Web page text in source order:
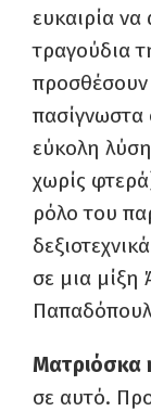
ευκαιρία
τραγούδια
πασίγνωστα
εύκολη
χωρίς
ρόλο του
σε μια μίξη
Ματριόσκα
σε αυτό.